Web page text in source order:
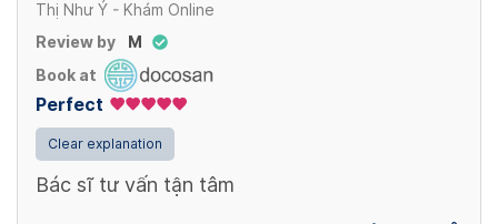
Thị Như Ý - Khám Online
Review by
M
Book at
Perfect
Clear explanation
Bác sĩ tư vấn tận tâm